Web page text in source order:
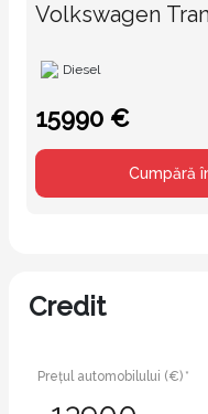
Volkswagen
Diesel
15990 €
Cumpără
Credit
Prețul automobilului (€) *